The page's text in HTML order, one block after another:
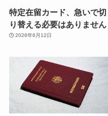
特定在留カード、急いで切
り替える必要はありません
2026年6月12日